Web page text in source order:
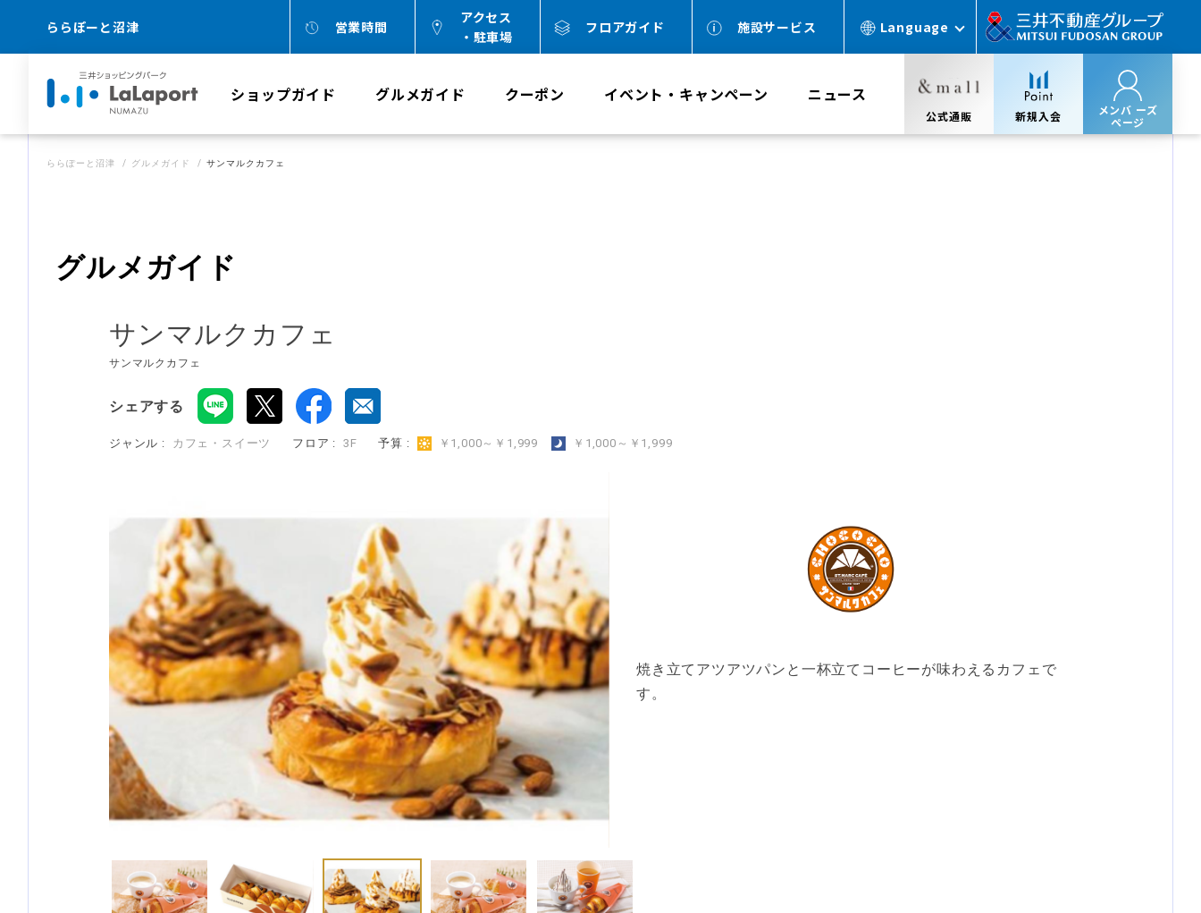
ららぽーと沼津 営業時間
アクセス
・駐車場
フロアガイド 施設サービス Language
ショップガイド グルメガイド クーポン イベント・キャンペーン ニュース
公式通販 新規入会
メンバ ーズ
ページ
ららぽーと沼津 グルメガイド サンマルクカフェ
グルメガイド
サンマルクカフェ
サンマルクカフェ
シェアする
ジャンル : カフェ・スイーツ フロア : 3F 予算 : ￥1,000～￥1,999 ￥1,000～￥1,999
焼き立てアツアツパンと一杯立てコーヒーが味わえるカフェで
す。